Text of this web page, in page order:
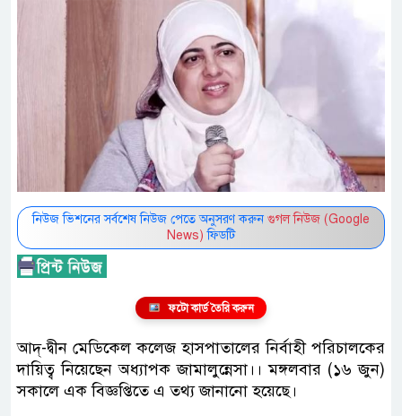
নিউজ ভিশনের সর্বশেষ নিউজ পেতে অনুসরণ করুন গুগল নিউজ (Google
News) ফিডটি
ফটো কার্ড তৈরি করুন
আদ্‌-দ্বীন মেডিকেল কলেজ হাসপাতালের নির্বাহী পরিচালকের
দায়িত্ব নিয়েছেন অধ্যাপক জামালুন্নেসা।। মঙ্গলবার (১৬ জুন)
সকালে এক বিজ্ঞপ্তিতে এ তথ্য জানানো হয়েছে।